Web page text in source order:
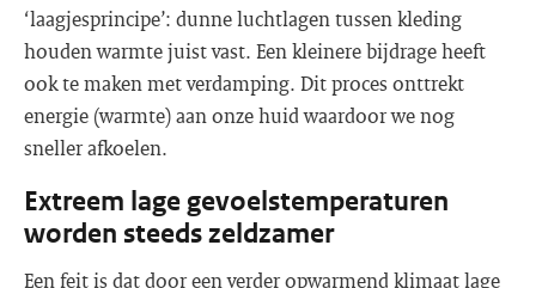
‘laagjesprincipe’: dunne luchtlagen tussen kleding
houden warmte juist vast. Een kleinere bijdrage heeft
ook te maken met verdamping. Dit proces onttrekt
energie (warmte) aan onze huid waardoor we nog
sneller afkoelen.
Extreem lage gevoelstemperaturen
worden steeds zeldzamer
Een feit is dat door een verder opwarmend klimaat lage